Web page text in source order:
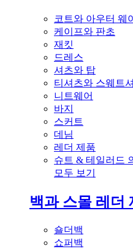
코트와 아우터 웨
케이프와 판초
재킷
드레스
셔츠와 탑
티셔츠와 스웨트
니트웨어
바지
스커트
데님
레더 제품
슈트 & 테일러드
모두 보기
백과 스몰 레더
숄더백
쇼퍼백